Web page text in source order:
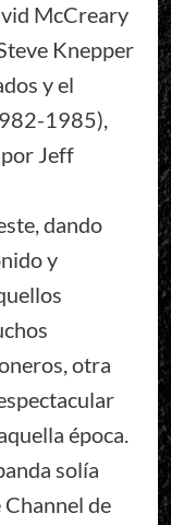
McCreary
Knepper
y el
1985),
Jeff
dando
y
otra
época.
solía
de